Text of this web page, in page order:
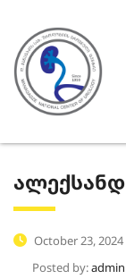
October 23, 2024
Posted by:admin